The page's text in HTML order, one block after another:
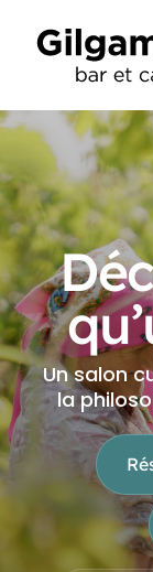
Accueil
Ce que nous
Événement
Contact
Un salon
la